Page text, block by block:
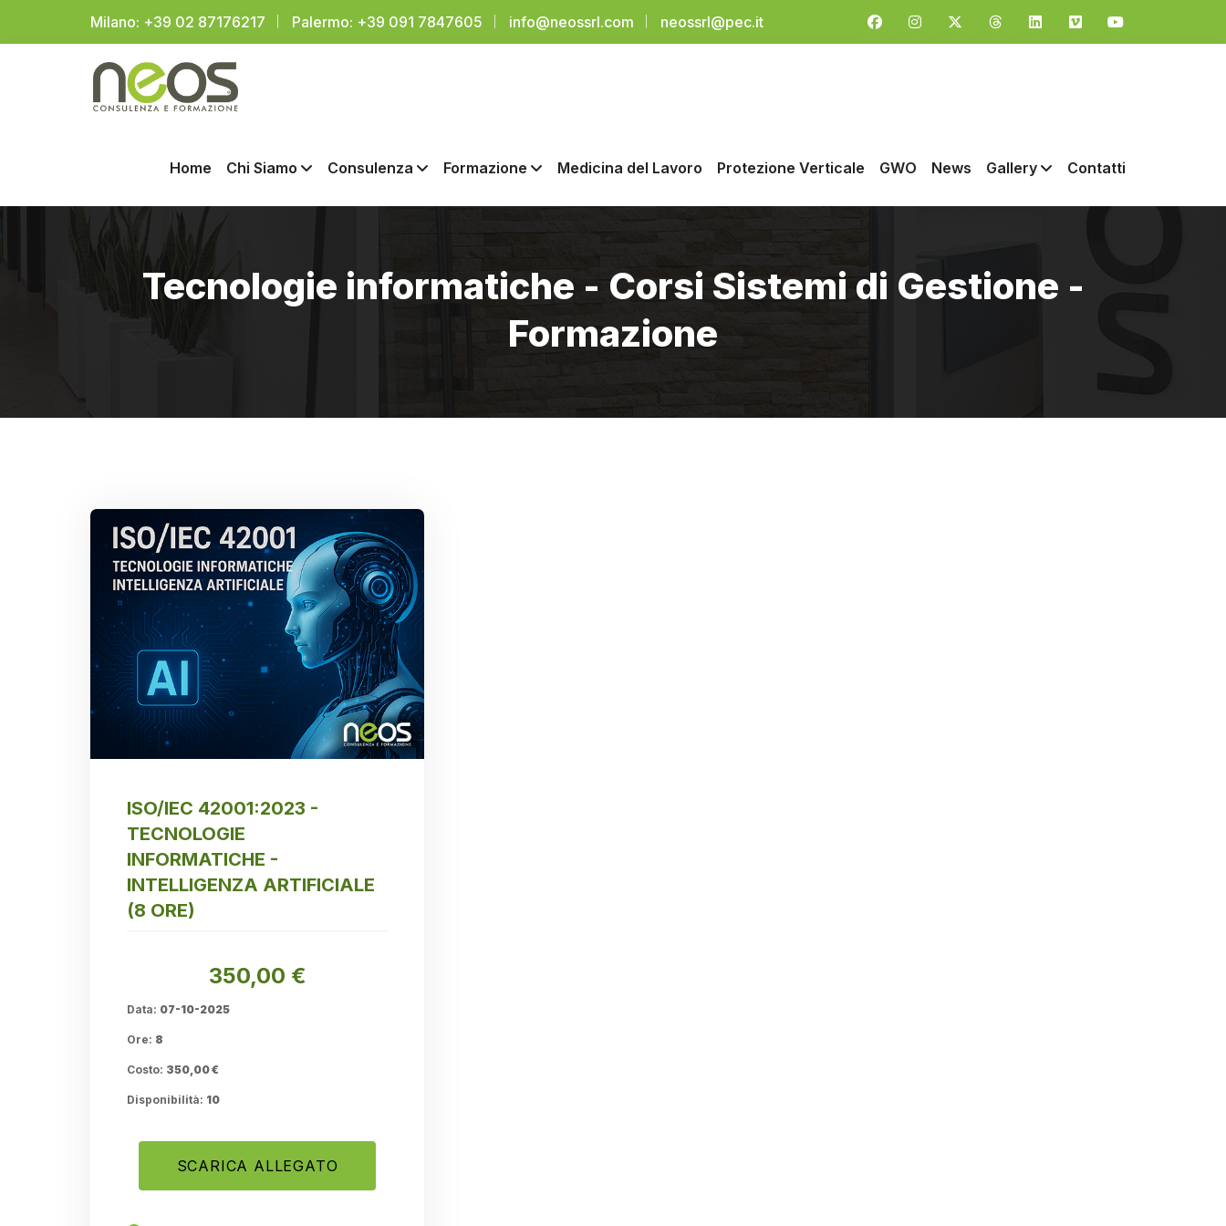
Milano: +39 02 87176217 Palermo: +39 091 7847605 info@neossrl.com neossrl@pec.it
Home Chi Siamo Consulenza Formazione Medicina del Lavoro Protezione Verticale GWO News Gallery Contatti
Tecnologie informatiche - Corsi Sistemi di Gestione -
Formazione
ISO/IEC 42001:2023 -
TECNOLOGIE
INFORMATICHE -
INTELLIGENZA ARTIFICIALE
(8 ORE)
350,00 €
Data: 07-10-2025
Ore: 8
Costo: 350,00 €
Disponibilità: 10
SCARICA ALLEGATO